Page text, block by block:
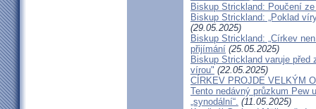
Biskup Strickland: Poučení
Biskup Strickland: „Poklad
(29.05.2025)
Biskup Strickland: „Církev
přijímání (25.05.2025)
Biskup Strickland varuje
vírou" (22.05.2025)
CÍRKEV PROJDE VELKÝM
Tento nedávný průzkum Pew
„synodální“. (11.05.2025)